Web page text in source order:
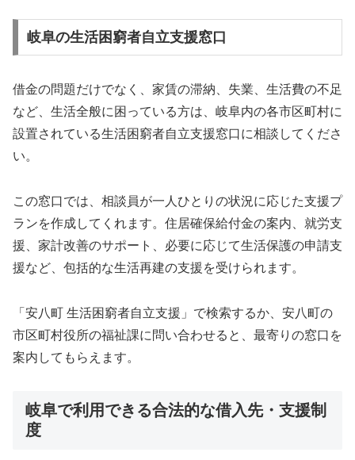
岐阜の生活困窮者自立支援窓口
借金の問題だけでなく、家賃の滞納、失業、生活費の不足
など、生活全般に困っている方は、岐阜内の各市区町村に
設置されている生活困窮者自立支援窓口に相談してくださ
い。
この窓口では、相談員が一人ひとりの状況に応じた支援プ
ランを作成してくれます。住居確保給付金の案内、就労支
援、家計改善のサポート、必要に応じて生活保護の申請支
援など、包括的な生活再建の支援を受けられます。
「安八町 生活困窮者自立支援」で検索するか、安八町の
市区町村役所の福祉課に問い合わせると、最寄りの窓口を
案内してもらえます。
岐阜で利用できる合法的な借入先・支援制
度